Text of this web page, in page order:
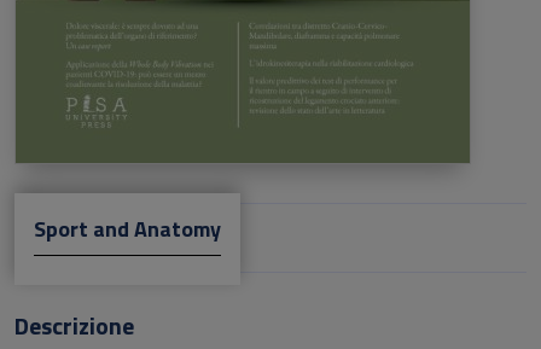
ISSN Cartaceo: 2532-6333
Descrizione
Sport and Anatomy